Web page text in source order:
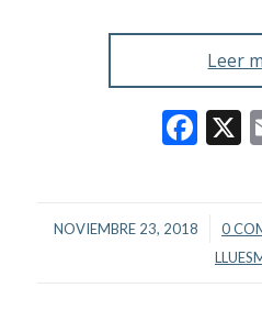
Leer
NOVIEMBRE 23, 2018
/ 0